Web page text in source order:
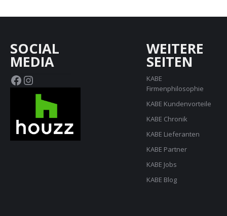
SOCIAL
MEDIA
Facebook
Instagram
WEITERE
SEITEN
KABE
Firmenphilosophie
KABE Kundenvorteile
KABE Chronik
KABE Lieferanten
KABE Partner
KABE Jobs
KABE Blog